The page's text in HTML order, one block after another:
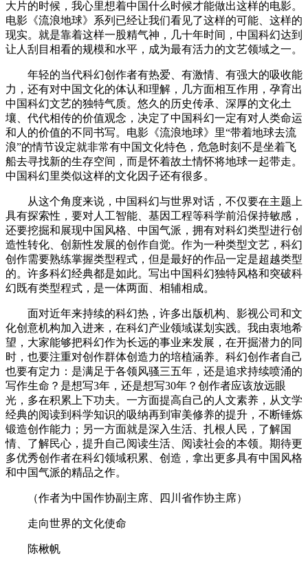
大片的时候，我心里想着中国什么时候才能做出这样的电影。
电影《流浪地球》系列已经让我们看见了这样的可能、这样的
现实。就是靠着这样一股精气神，几十年时间，中国科幻达到
让人刮目相看的规模和水平，成为最有活力的文艺领域之一。
年轻的当代科幻创作者有热爱、有激情、有强大的吸收能
力，还有对中国文化的体认和理解，几方面相互作用，孕育出
中国科幻文艺的独特气质。悠久的历史传承、深厚的文化土
壤、代代相传的价值观念，决定了中国科幻一定有对人类命运
和人的价值的不同书写。电影《流浪地球》里“带着地球去流
浪”的情节设定就非常有中国文化特色，危急时刻不是坐着飞
船去寻找新的生存空间，而是怀着故土情怀将地球一起带走。
中国科幻里类似这样的文化因子还有很多。
从这个角度来说，中国科幻与世界对话，不仅要在主题上
具有探索性，要对人工智能、基因工程等科学前沿保持敏感，
还要挖掘和展现中国风格、中国气派，拥有对科幻类型进行创
造性转化、创新性发展的创作自觉。作为一种类型文艺，科幻
创作需要熟练掌握类型程式，但是最好的作品一定是超越类型
的。许多科幻经典都是如此。写出中国科幻独特风格和突破科
幻既有类型程式，是一体两面、相辅相成。
面对近年来持续的科幻热，许多出版机构、影视公司和文
化创意机构加入进来，在科幻产业领域谋划实践。我由衷地希
望，大家能够把科幻作为长远的事业来发展，在开掘潜力的同
时，也要注重对创作群体创造力的培植涵养。科幻创作者自己
也要有定力：是满足于各领风骚三五年，还是追求持续喷涌的
写作生命？是想写3年，还是想写30年？创作者应该放远眼
光，多在积累上下功夫。一方面提高自己的人文素养，从文学
经典的阅读到科学知识的吸纳再到审美修养的提升，不断锤炼
锻造创作能力；另一方面就是深入生活、扎根人民，了解国
情、了解民心，提升自己阅读生活、阅读社会的本领。期待更
多优秀创作者在科幻领域积累、创造，拿出更多具有中国风格
和中国气派的精品之作。
（作者为中国作协副主席、四川省作协主席）
走向世界的文化使命
陈楸帆